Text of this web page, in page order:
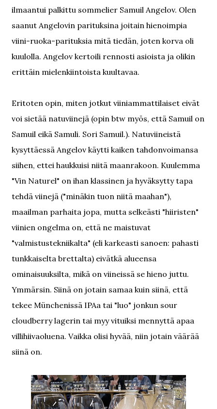
ilmaantui palkittu sommelier Samuil Angelov. Olen
saanut Angelovin parituksina joitain hienoimpia
viini-ruoka-parituksia mitä tiedän, joten korva oli
kuulolla. Angelov kertoili rennosti asioista ja olikin
erittäin mielenkiintoista kuultavaa.
Eritoten opin, miten jotkut viiniammattilaiset eivät
voi sietää natuviinejä (opin btw myös, että Samuil on
Samuil eikä Samuli. Sori Samuil.). Natuviineistä
kysyttäessä Angelov käytti kaiken tahdonvoimansa
siihen, ettei haukkuisi niitä maanrakoon. Kuulemma
"Vin Naturel" on ihan klassinen ja hyväksytty tapa
tehdä viinejä ("minäkin tuon niitä maahan"),
maailman parhaita jopa, mutta selkeästi "hiiristen"
viinien ongelma on, että ne maistuvat
"valmistustekniikalta" (eli karkeasti sanoen: pahasti
tunkkaiselta brettalta) eivätkä alueensa
ominaisuuksilta, mikä on viineissä se hieno juttu.
Ymmärsin. Siinä on jotain samaa kuin siinä, että
tekee Münchenissä IPAa tai "luo" jonkun sour
cloudberry lagerin tai myy vituiksi mennyttä apaa
villihiivaoluena. Vaikka olisi hyvää, niin jotain väärää
siinä on.